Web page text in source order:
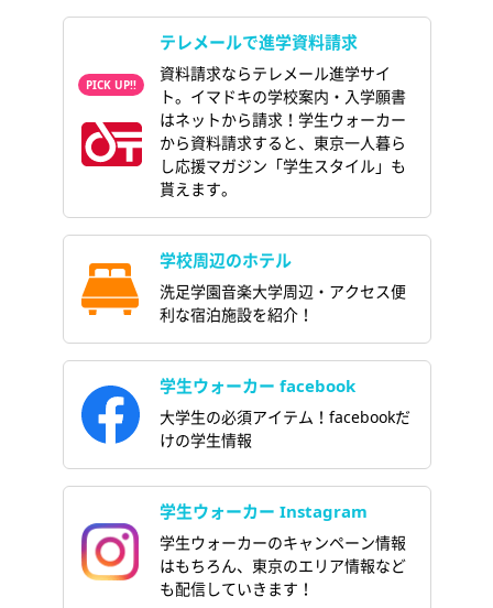
テレメールで進学資料請求
資料請求ならテレメール進学サイ
ト。イマドキの学校案内・入学願書
はネットから請求！学生ウォーカー
から資料請求すると、東京一人暮ら
し応援マガジン「学生スタイル」も
貰えます。
学校周辺のホテル
洗足学園音楽大学周辺・アクセス便
利な宿泊施設を紹介！
学生ウォーカー facebook
大学生の必須アイテム！facebookだ
けの学生情報
学生ウォーカー Instagram
学生ウォーカーのキャンペーン情報
はもちろん、東京のエリア情報など
も配信していきます！